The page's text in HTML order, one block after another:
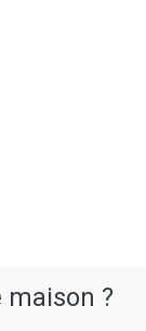
maison ?